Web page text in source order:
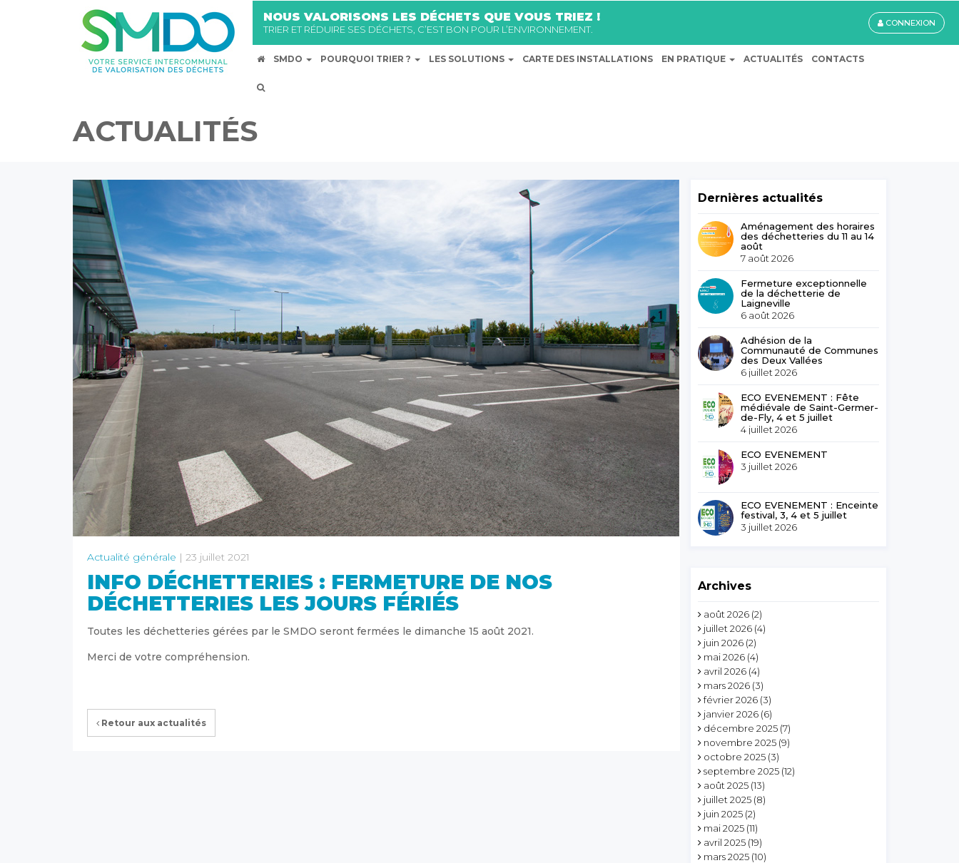
NOUS VALORISONS LES DÉCHETS QUE VOUS TRIEZ !
TRIER ET RÉDUIRE SES DÉCHETS, C’EST BON POUR L’ENVIRONNEMENT.
SMDO POURQUOI TRIER ? LES SOLUTIONS CARTE DES INSTALLATIONS EN PRATIQUE ACTUALITÉS CONTACTS
CONNEXION
ACTUALITÉS
Actualité générale | 23 juillet 2021
INFO DÉCHETTERIES : FERMETURE DE NOS
DÉCHETTERIES LES JOURS FÉRIÉS
Toutes les déchetteries gérées par le SMDO seront fermées le dimanche 15 août 2021.
Merci de votre compréhension.
Retour aux actualités
Dernières actualités
Aménagement des horaires
des déchetteries du 11 au 14
août
7 août 2026
Fermeture exceptionnelle
de la déchetterie de
Laigneville
6 août 2026
Adhésion de la
Communauté de Communes
des Deux Vallées
6 juillet 2026
ECO EVENEMENT : Fête
médiévale de Saint-Germer-
de-Fly, 4 et 5 juillet
4 juillet 2026
ECO EVENEMENT
3 juillet 2026
ECO EVENEMENT : Enceinte
festival, 3, 4 et 5 juillet
3 juillet 2026
Archives
août 2026 (2)
juillet 2026 (4)
juin 2026 (2)
mai 2026 (4)
avril 2026 (4)
mars 2026 (3)
février 2026 (3)
janvier 2026 (6)
décembre 2025 (7)
novembre 2025 (9)
octobre 2025 (3)
septembre 2025 (12)
août 2025 (13)
juillet 2025 (8)
juin 2025 (2)
mai 2025 (11)
avril 2025 (19)
mars 2025 (10)